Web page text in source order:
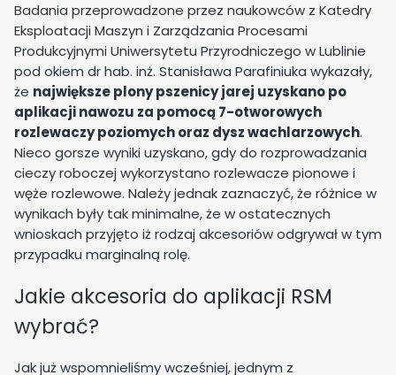
Badania przeprowadzone przez naukowców z Katedry
Eksploatacji Maszyn i Zarządzania Procesami
Produkcyjnymi Uniwersytetu Przyrodniczego w Lublinie
pod okiem dr hab. inż. Stanisława Parafiniuka wykazały,
że największe plony pszenicy jarej uzyskano po
aplikacji nawozu za pomocą 7-otworowych
rozlewaczy poziomych oraz dysz wachlarzowych.
Nieco gorsze wyniki uzyskano, gdy do rozprowadzania
cieczy roboczej wykorzystano rozlewacze pionowe i
węże rozlewowe. Należy jednak zaznaczyć, że różnice w
wynikach były tak minimalne, że w ostatecznych
wnioskach przyjęto iż rodzaj akcesoriów odgrywał w tym
przypadku marginalną rolę.
Jakie akcesoria do aplikacji RSM
wybrać?
Jak już wspomnieliśmy wcześniej, jednym z